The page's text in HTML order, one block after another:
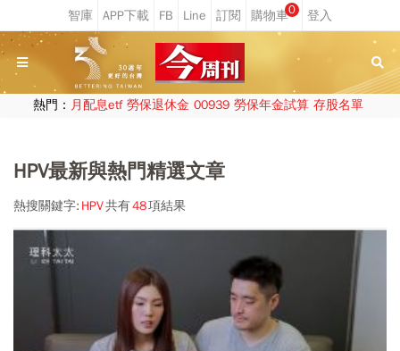
0
熱門： 月配息etf 勞保退休金 00939 勞保年金試算 存股名單
HPV最新與熱門精選文章
熱搜關鍵字: HPV共有48項結果